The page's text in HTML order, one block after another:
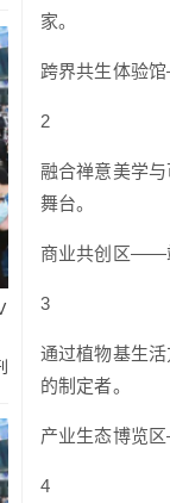
家。
跨界共生体验
2
融合禅意美学与
舞台。
商业共创区——
3
通过植物基生
的制定者。
产业生态博览
4